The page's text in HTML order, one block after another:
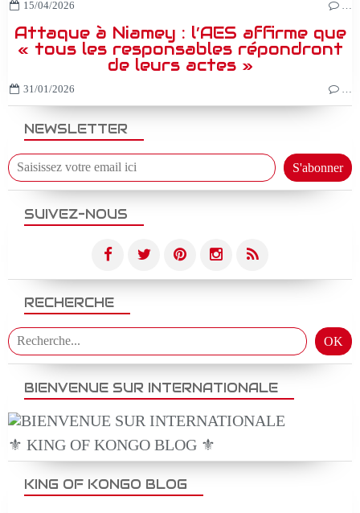
NEWSLETTER
SUIVEZ-NOUS
RECHERCHE
BIENVENUE SUR INTERNATIONALE
⚜️ KING OF KONGO BLOG ⚜️
15/04/2026 …
Attaque à Niamey : l’AES affirme que
« tous les responsables répondront
de leurs actes »
31/01/2026 …
KING OF KONGO BLOG